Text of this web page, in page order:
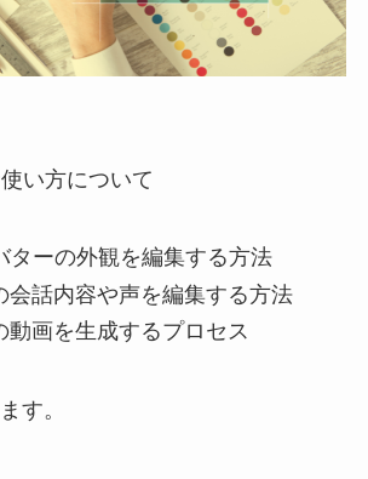
い方について
ターの外観を編集する方法
会話内容や声を編集する方法
動画を生成するプロセス
す。